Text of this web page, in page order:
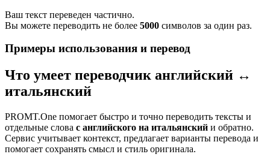
Ваш текст переведен частично.
Вы можете переводить не более 5000 символов за один раз.
Примеры использования и перевод
Что умеет переводчик английский ↔
итальянский
PROMT.One помогает быстро и точно переводить тексты и
отдельные слова с английского на итальянский и обратно.
Сервис учитывает контекст, предлагает варианты перевода и
помогает сохранять смысл и стиль оригинала.